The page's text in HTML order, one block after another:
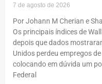
7 de agosto de 2026
Por Johann M Cherian e
Os principais índices de
depois que dados
Unidos perdeu empregos
colocando em dúvida um
Federal